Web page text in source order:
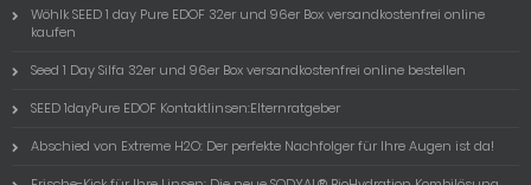
Wöhlk SEED 1 day Pure EDOF 32er und 96er Box versandkostenfrei online
kaufen
Seed 1 Day Silfa 32er und 96er Box versandkostenfrei online bestellen
SEED 1dayPure EDOF Kontaktlinsen:Elternratgeber
Abschied von Extreme H2O: Der perfekte Nachfolger für Ihre Augen ist da!